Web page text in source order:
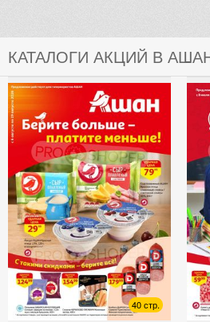
КАТАЛОГИ АКЦИЙ В
40 стр.